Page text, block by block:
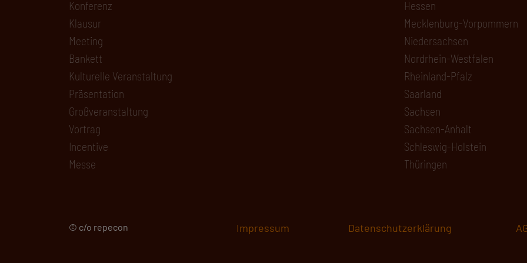
Konferenz
Klausur
Meeting
Bankett
Kulturelle Veranstaltung
Präsentation
Großveranstaltung
Vortrag
Incentive
Messe
Hessen
Mecklenburg-Vorpommern
Niedersachsen
Nordrhein-Westfalen
Rheinland-Pfalz
Saarland
Sachsen
Sachsen-Anhalt
Schleswig-Holstein
Thüringen
© c/o repecon Impressum Datenschutzerklärung